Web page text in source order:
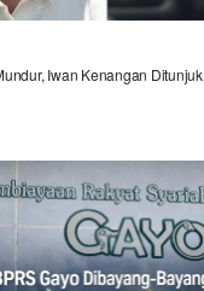
Iwan Kenangan Ditunjuk